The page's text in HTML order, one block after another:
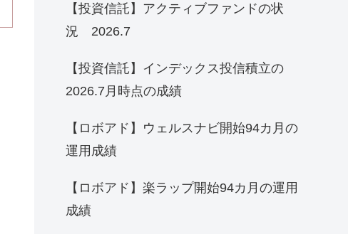
【投資信託】アクティブファンドの状
況 2026.7
【投資信託】インデックス投信積立の
2026.7月時点の成績
【ロボアド】ウェルスナビ開始94カ月の
運用成績
【ロボアド】楽ラップ開始94カ月の運用
成績